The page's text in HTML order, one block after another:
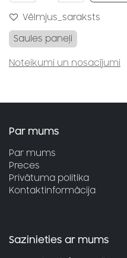
Vēlmjus_saraksts
Saules paneļi
Noteikumi un nosacījumi
Par mums
Par mums
Preces
Privātuma politika
Kontaktinformācija
Sazinieties ar mums